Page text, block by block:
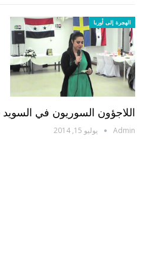
الهجرة إلى أوربا
اللاجؤون السوريون في
Admin يوليو 15, 2014